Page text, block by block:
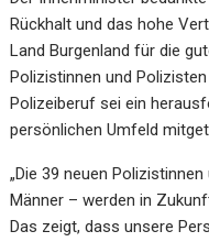
Rückhalt und das hohe
Land Burgenland für die
Polizistinnen und
Polizeiberuf sei ein
persönlichen Umfeld
„Die 39 neuen
Männer – werden in
Das zeigt, dass unsere